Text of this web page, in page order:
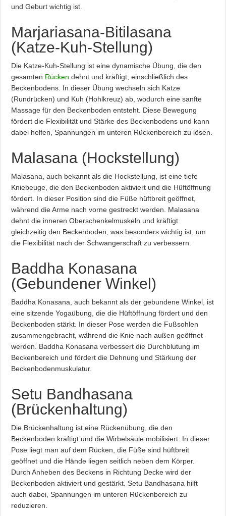
und Geburt wichtig ist.
Marjariasana-Bitilasana
(Katze-Kuh-Stellung)
Die Katze-Kuh-Stellung ist eine dynamische Übung, die den
gesamten Rücken dehnt und kräftigt, einschließlich des
Beckenbodens. In dieser Übung wechseln sich Katze
(Rundrücken) und Kuh (Hohlkreuz) ab, wodurch eine sanfte
Massage für den Beckenboden entsteht. Diese Bewegung
fördert die Flexibilität und Stärke des Beckenbodens und kann
dabei helfen, Spannungen im unteren Rückenbereich zu lösen.
Malasana (Hockstellung)
Malasana, auch bekannt als die Hockstellung, ist eine tiefe
Kniebeuge, die den Beckenboden aktiviert und die Hüftöffnung
fördert. In dieser Position sind die Füße hüftbreit geöffnet,
während die Arme nach vorne gestreckt werden. Malasana
dehnt die inneren Oberschenkelmuskeln und kräftigt
gleichzeitig den Beckenboden, was besonders wichtig ist, um
die Flexibilität nach der Schwangerschaft zu verbessern.
Baddha Konasana
(Gebundener Winkel)
Baddha Konasana, auch bekannt als der gebundene Winkel, ist
eine sitzende Yogaübung, die die Hüftöffnung fördert und den
Beckenboden stärkt. In dieser Pose werden die Fußsohlen
zusammengebracht, während die Knie nach außen geöffnet
werden. Baddha Konasana verbessert die Durchblutung im
Beckenbereich und fördert die Dehnung und Stärkung der
Beckenbodenmuskulatur.
Setu Bandhasana
(Brückenhaltung)
Die Brückenhaltung ist eine Rückenübung, die den
Beckenboden kräftigt und die Wirbelsäule mobilisiert. In dieser
Pose liegt man auf dem Rücken, die Füße sind hüftbreit
geöffnet und die Hände liegen seitlich neben dem Körper.
Durch Anheben des Beckens in Richtung Decke wird der
Beckenboden aktiviert und gestärkt. Setu Bandhasana hilft
auch dabei, Spannungen im unteren Rückenbereich zu
reduzieren.